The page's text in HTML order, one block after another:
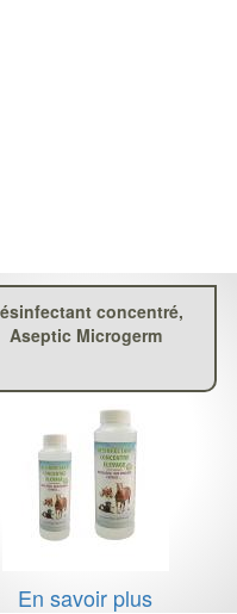
concentré,
Aseptic Microgerm
En savoir plus